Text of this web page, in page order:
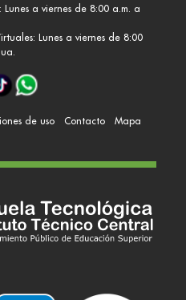
a viernes de 8:00 a.m. a
Lunes a viernes de 8:00
de uso Contacto
Mapa